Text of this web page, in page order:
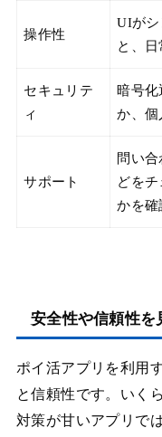
操作性
UIがシ
と、
セキュリテ
ィ
暗号化
か、個
サポート
問い合
どを
かを確
安全性や信頼性を
ポイ活アプリを利用
と信頼性です。いく
対策が甘いアプリで